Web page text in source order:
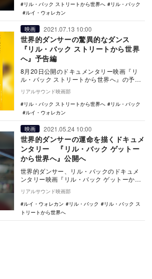
リル・バック ストリートから世界へ
リル・バック
ルイ・ウォレカン
映画 2021.07.13 10:00
世界的ダンサーの驚異的なダンス
『リル・バック ストリートから世界
へ』予告編
8月20日公開のドキュメンタリー映画『リ
ル・バック ストリートから世界へ』の予告
編が公開された。 本作は、ジャネール・
モ…
リアルサウンド映画部
リル・バック ストリートから世界へ
リル・バック
ルイ・ウォレカン
映画 2021.05.24 10:00
世界的ダンサーの運命を描くドキュメ
ンタリー 『リル・バック ゲットー
から世界へ』公開へ
世界的ダンサー、リル・バックのドキュメ
ンタリー映画『リル・バック ゲットーから
世界へ』が8月20日より公開されることが決
定した。…
リアルサウンド映画部
ルイ・ウォレカン
リル・バック
リル・バック ス
トリートから世界へ